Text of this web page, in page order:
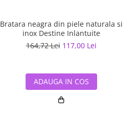
Bratara neagra din piele naturala si
inox Destine Inlantuite
164,72 Lei 117,00 Lei
ADAUGA IN COS